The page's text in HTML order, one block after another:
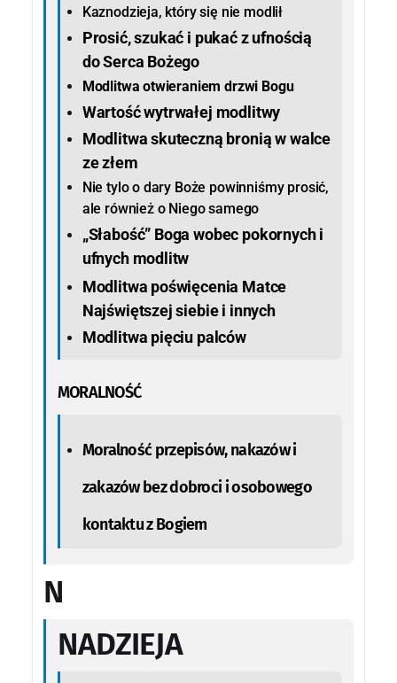
Kaznodzieja, który się nie modlił
Prosić, szukać i pukać z ufnością
do Serca Bożego
Modlitwa otwieraniem drzwi Bogu
Wartość wytrwałej modlitwy
Modlitwa skuteczną bronią w walce
ze złem
Nie tylo o dary Boże powinniśmy prosić,
ale również o Niego samego
„Słabość” Boga wobec pokornych i
ufnych modlitw
Modlitwa poświęcenia Matce
Najświętszej siebie i innych
Modlitwa pięciu palców
MORALNOŚĆ
Moralność przepisów, nakazów i
zakazów bez dobroci i osobowego
kontaktu z Bogiem
N
NADZIEJA